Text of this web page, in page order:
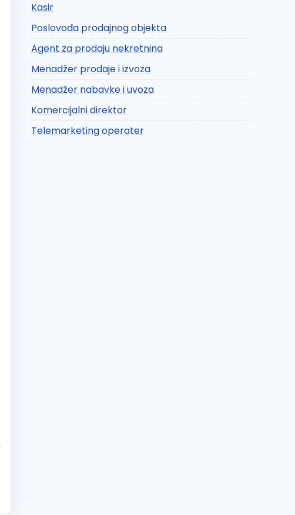
Kasir
Poslovođa prodajnog objekta
Agent za prodaju nekretnina
Menadžer prodaje i izvoza
Menadžer nabavke i uvoza
Komercijalni direktor
Telemarketing operater